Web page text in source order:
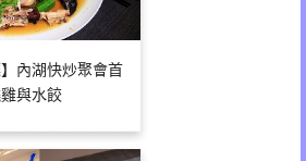
內湖快炒聚會首
與水餃